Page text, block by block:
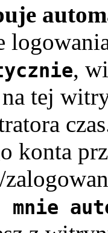
,
tej
konta
mnie